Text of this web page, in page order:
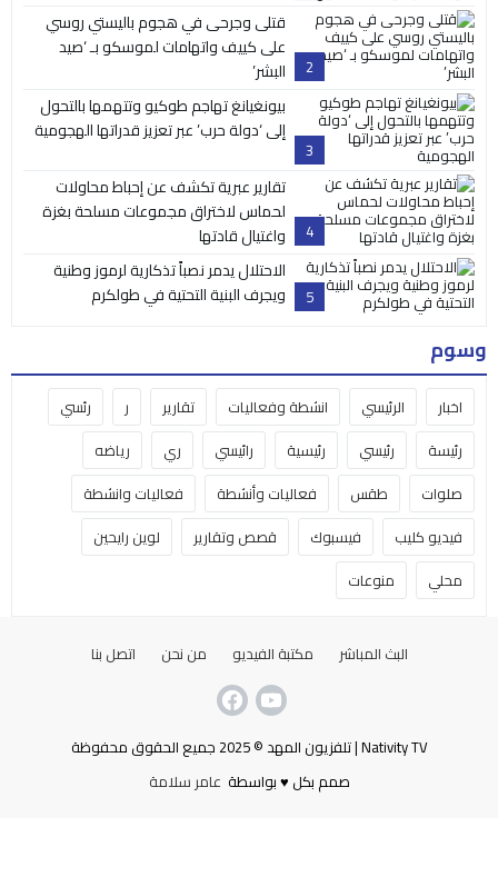
2
قتلى وجرحى في هجوم باليستي روسي
على كييف واتهامات لموسكو بـ ‘صيد
البشر’
3
بيونغيانغ تهاجم طوكيو وتتهمها بالتحول
إلى ‘دولة حرب’ عبر تعزيز قدراتها الهجومية
4
تقارير عبرية تكشف عن إحباط محاولات
لحماس لاختراق مجموعات مسلحة بغزة
واغتيال قادتها
5
الاحتلال يدمر نصباً تذكارية لرموز وطنية
ويجرف البنية التحتية في طولكرم
وسوم
اخبار الرئيسي انشطة وفعاليات تقارير ر
رئسي
رئيسة
رئيسي رئيسية رائيسي ري
رياضه
صلوات
طقس فعاليات وأنشطة
فعاليات وانشطة
فيديو كليب
فيسبوك قصص وتقارير
لوين رايحين
محلي
منوعات
البث المباشر مكتبة الفيديو من نحن اتصل بنا
Nativity TV | تلفزيون المهد © 2025 جميع الحقوق محفوظة
صمم بكل ♥ بواسطة عامر سلامة